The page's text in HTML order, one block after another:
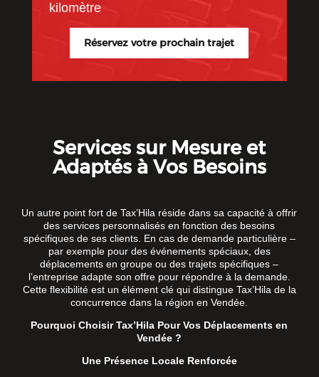
kilomètre
Réservez votre prochain trajet
Services sur Mesure et
Adaptés à Vos Besoins
Un autre point fort de Tax’Hila réside dans sa capacité à offrir
des services personnalisés en fonction des besoins
spécifiques de ses clients. En cas de demande particulière –
par exemple pour des événements spéciaux, des
déplacements en groupe ou des trajets spécifiques –
l’entreprise adapte son offre pour répondre à la demande.
Cette flexibilité est un élément clé qui distingue Tax’Hila de la
concurrence dans la région en Vendée.
Pourquoi Choisir Tax’Hila Pour Vos Déplacements en
Vendée ?
Une Présence Locale Renforcée